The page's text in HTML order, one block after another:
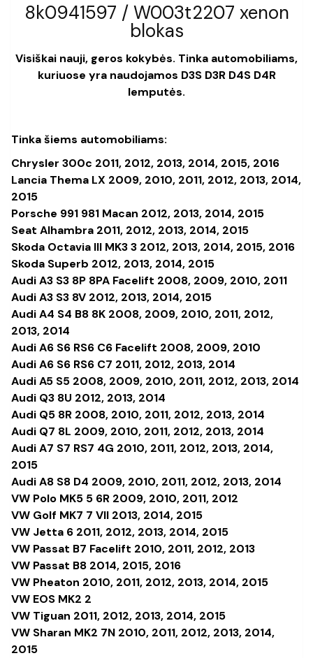
8k0941597 / W003t2207 xenon
blokas
Visiškai nauji, geros kokybės. Tinka automobiliams,
kuriuose yra naudojamos D3S D3R D4S D4R
lemputės.
Tinka šiems automobiliams:
Chrysler 300c 2011, 2012, 2013, 2014, 2015, 2016
Lancia Thema LX 2009, 2010, 2011, 2012, 2013, 2014,
2015
Porsche 991 981 Macan 2012, 2013, 2014, 2015
Seat Alhambra 2011, 2012, 2013, 2014, 2015
Skoda Octavia III MK3 3 2012, 2013, 2014, 2015, 2016
Skoda Superb 2012, 2013, 2014, 2015
Audi A3 S3 8P 8PA Facelift 2008, 2009, 2010, 2011
Audi A3 S3 8V 2012, 2013, 2014, 2015
Audi A4 S4 B8 8K 2008, 2009, 2010, 2011, 2012,
2013, 2014
Audi A6 S6 RS6 C6 Facelift 2008, 2009, 2010
Audi A6 S6 RS6 C7 2011, 2012, 2013, 2014
Audi A5 S5 2008, 2009, 2010, 2011, 2012, 2013, 2014
Audi Q3 8U 2012, 2013, 2014
Audi Q5 8R 2008, 2010, 2011, 2012, 2013, 2014
Audi Q7 8L 2009, 2010, 2011, 2012, 2013, 2014
Audi A7 S7 RS7 4G 2010, 2011, 2012, 2013, 2014,
2015
Audi A8 S8 D4 2009, 2010, 2011, 2012, 2013, 2014
VW Polo MK5 5 6R 2009, 2010, 2011, 2012
VW Golf MK7 7 VII 2013, 2014, 2015
VW Jetta 6 2011, 2012, 2013, 2014, 2015
VW Passat B7 Facelift 2010, 2011, 2012, 2013
VW Passat B8 2014, 2015, 2016
VW Pheaton 2010, 2011, 2012, 2013, 2014, 2015
VW EOS MK2 2
VW Tiguan 2011, 2012, 2013, 2014, 2015
VW Sharan MK2 7N 2010, 2011, 2012, 2013, 2014,
2015